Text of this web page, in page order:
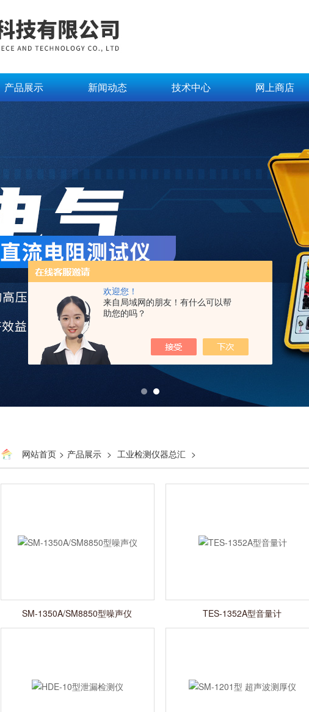
欢迎您！
来自局域网的朋友！有什么可以帮
助您的吗？
产品展示 新闻动态 技术中心 网上商店
网站首页 > 产品展示 > 工业检测仪器总汇 >
SM-1350A/SM8850型噪声仪 TES-1352A型音量计